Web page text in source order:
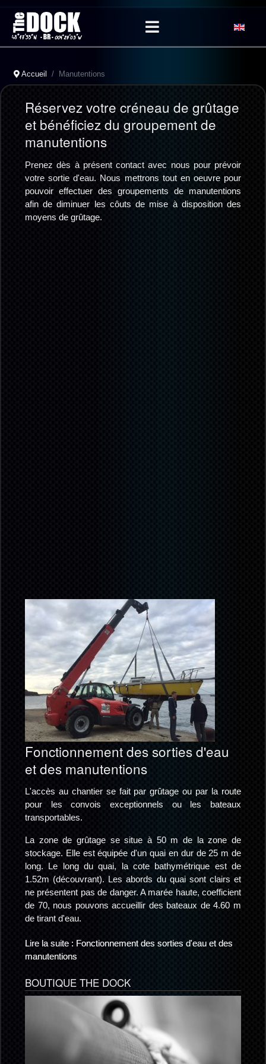
Accueil Manutentions
Réservez votre créneau de grûtage
et bénéficiez du groupement de
manutentions
Prenez dès à présent contact avec nous pour prévoir
votre sortie d'eau. Nous mettrons tout en oeuvre pour
pouvoir effectuer des groupements de manutentions
afin de diminuer les côuts de mise à disposition des
moyens de grûtage.
Fonctionnement des sorties d'eau
et des manutentions
L'accès au chantier se fait par grûtage ou par la route
pour les convois exceptionnels ou les bateaux
transportables.
La zone de grûtage se situe à 50 m de la zone de
stockage. Elle est équipée d'un quai en dur de 25 m de
long. Le long du quai, la cote bathymétrique est de
1.52m (découvrant). Les abords du quai sont clairs et
ne présentent pas de danger. A marée haute, coefficient
de 70, nous pouvons accueillir des bateaux de 4.60 m
de tirant d'eau.
Lire la suite : Fonctionnement des sorties d'eau et des
manutentions
BOUTIQUE THE DOCK